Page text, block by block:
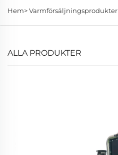
Hem>Varmförsäljningsprodukter
ALLA PRODUKTER